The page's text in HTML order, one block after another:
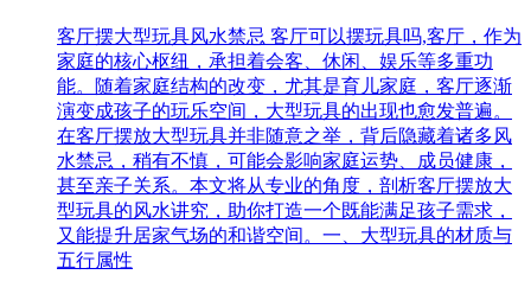
客厅摆大型玩具风水禁忌 客厅可以摆玩具吗,客厅，作为
家庭的核心枢纽，承担着会客、休闲、娱乐等多重功
能。随着家庭结构的改变，尤其是育儿家庭，客厅逐渐
演变成孩子的玩乐空间，大型玩具的出现也愈发普遍。
在客厅摆放大型玩具并非随意之举，背后隐藏着诸多风
水禁忌，稍有不慎，可能会影响家庭运势、成员健康，
甚至亲子关系。本文将从专业的角度，剖析客厅摆放大
型玩具的风水讲究，助你打造一个既能满足孩子需求，
又能提升居家气场的和谐空间。一、大型玩具的材质与
五行属性